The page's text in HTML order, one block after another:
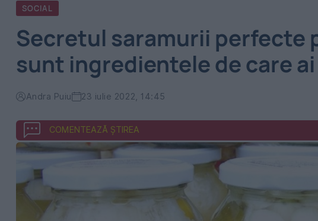
SOCIAL
Secretul saramurii perfecte
sunt ingredientele de care
Andra Puiu 23 iulie 2022, 14:45
COMENTEAZĂ ȘTIREA